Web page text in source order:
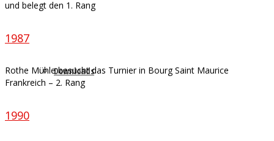
Downloads
und belegt den 1. Rang
1987
Rothe Mühle besucht das Turnier in Bourg Saint Maurice
Frankreich – 2. Rang
1990